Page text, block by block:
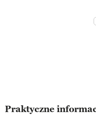
Praktyczne